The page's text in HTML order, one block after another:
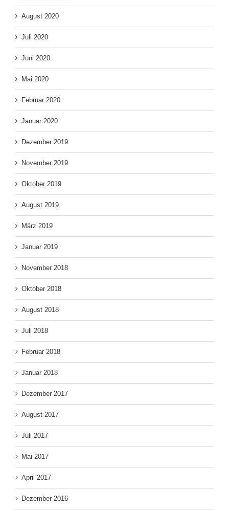
August 2020
Juli 2020
Juni 2020
Mai 2020
Februar 2020
Januar 2020
Dezember 2019
November 2019
Oktober 2019
August 2019
März 2019
Januar 2019
November 2018
Oktober 2018
August 2018
Juli 2018
Februar 2018
Januar 2018
Dezember 2017
August 2017
Juli 2017
Mai 2017
April 2017
Dezember 2016